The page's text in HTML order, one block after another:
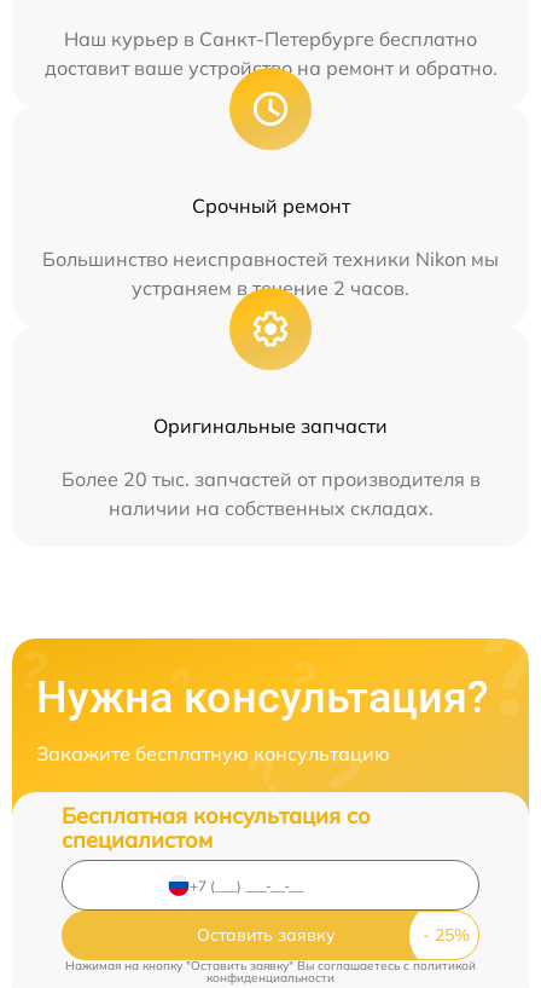
Наш курьер в Санкт-Петербурге бесплатно
доставит ваше устройство на ремонт и обратно.
Срочный ремонт
Большинство неисправностей техники Nikon мы
устраняем в течение 2 часов.
Оригинальные запчасти
Более 20 тыс. запчастей от производителя в
наличии на собственных складах.
Нужна консультация?
Закажите бесплатную консультацию
Бесплатная консультация со
специалистом
Оставить заявку
Нажимая на кнопку "Оставить заявку" Вы соглашаетесь c политикой
конфиденциальности